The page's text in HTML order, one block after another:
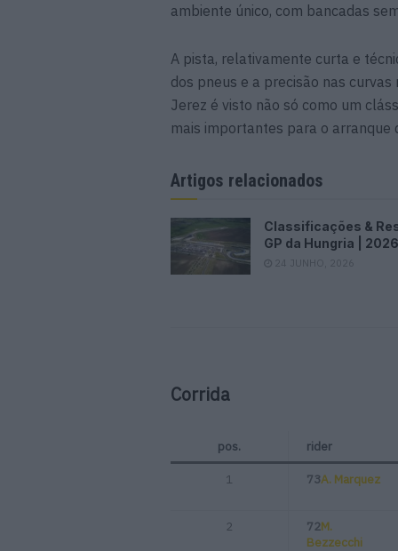
ambiente único, com bancadas
A pista, relativamente curta e
dos pneus e a precisão nas
Jerez é visto não só como um
mais importantes para o arranque
Artigos relacionados
Classificações &
GP da Hungria | 2026
24 JUNHO, 2026
Corrida
pos. rider
1 73A. Marquez
2 72M.
Bezzecchi